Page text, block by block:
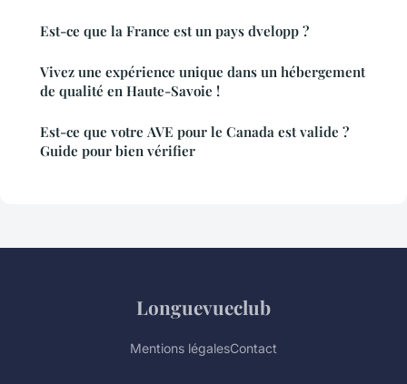
Est-ce que la France est un pays dvelopp ?
Vivez une expérience unique dans un hébergement
de qualité en Haute-Savoie !
Est-ce que votre AVE pour le Canada est valide ?
Guide pour bien vérifier
Longuevueclub
Mentions légalesContact